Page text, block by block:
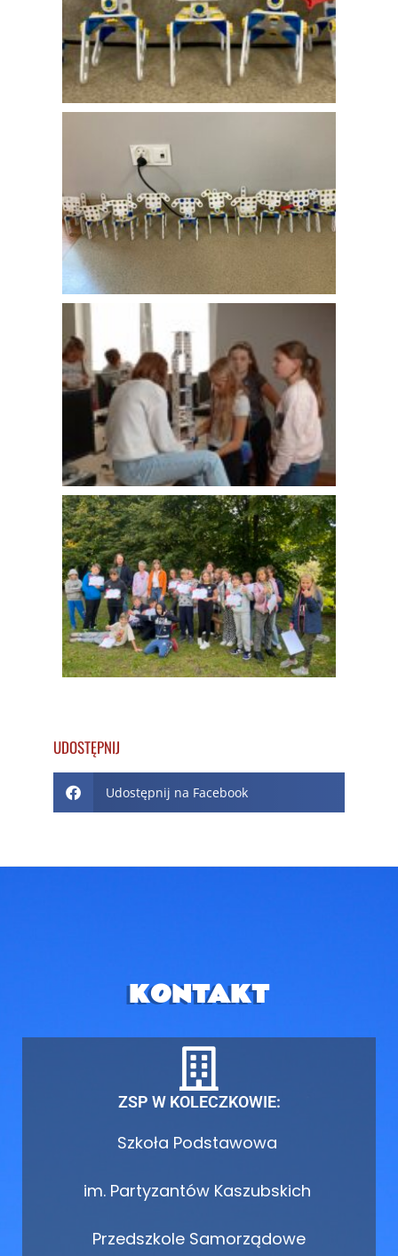
UDOSTĘPNIJ
Udostępnij na Facebook
KONTAKT
ZSP W KOLECZKOWIE:
Szkoła Podstawowa
im. Partyzantów Kaszubskich
Przedszkole Samorządowe